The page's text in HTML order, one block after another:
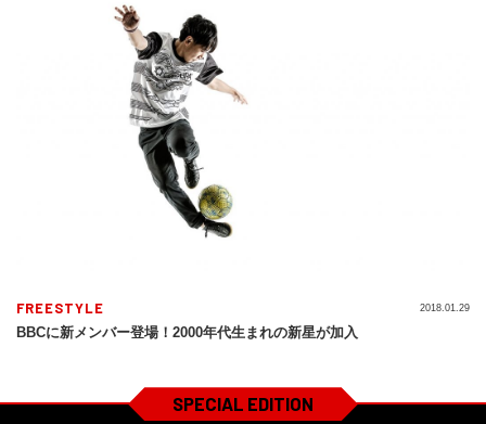
FREESTYLE
BBCに新メンバー登場！2000年代生まれの新星が加入
2018.01.29
SPECIAL EDITION